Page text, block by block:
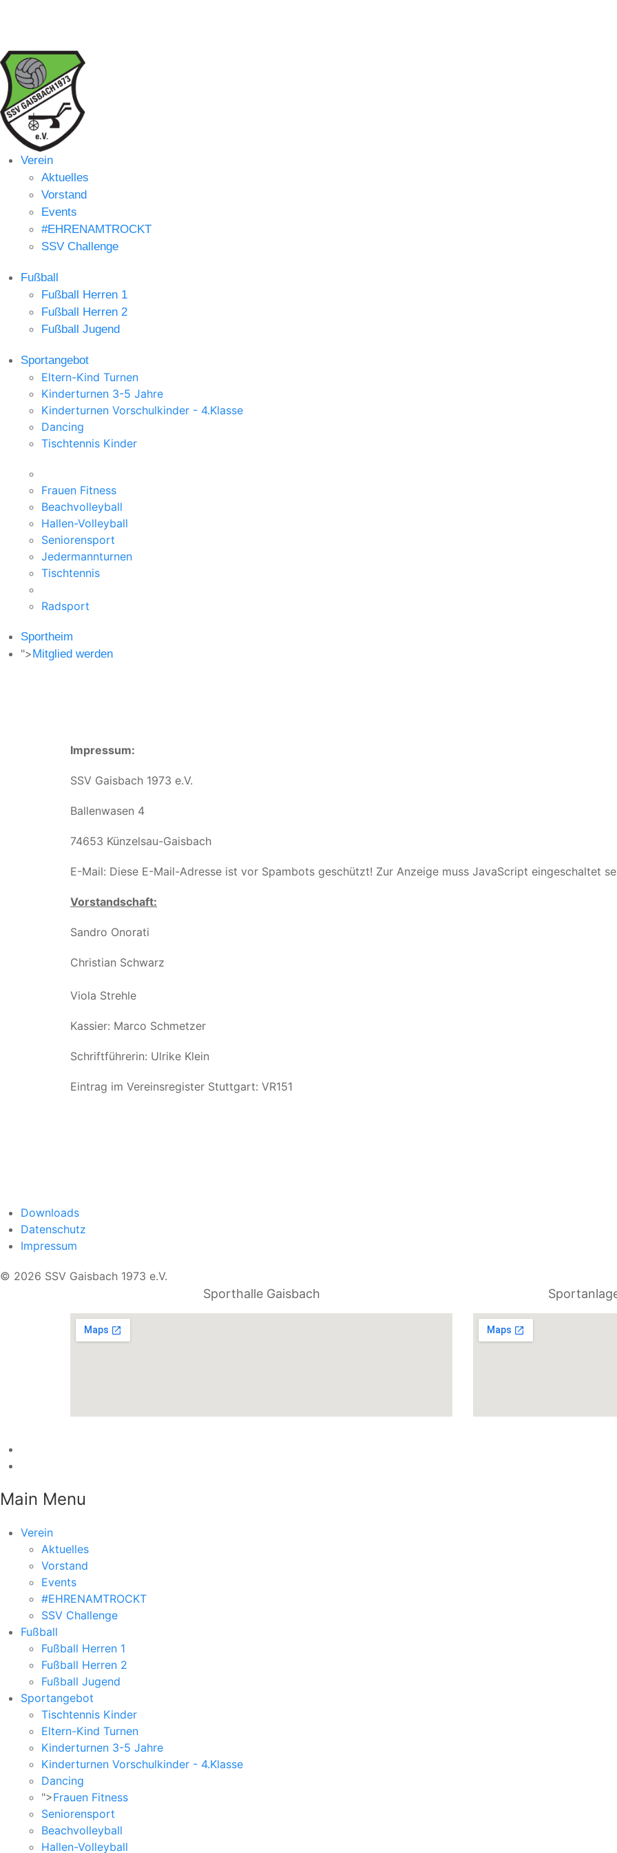
Verein
Aktuelles
Vorstand
Events
#EHRENAMTROCKT
SSV Challenge
Fußball
Fußball Herren 1
Fußball Herren 2
Fußball Jugend
Sportangebot
Eltern-Kind Turnen
Kinderturnen 3-5 Jahre
Kinderturnen Vorschulkinder - 4.Klasse
Dancing
Tischtennis Kinder
Frauen Fitness
Beachvolleyball
Hallen-Volleyball
Seniorensport
Jedermannturnen
Tischtennis
Radsport
Sportheim
">Mitglied werden
Impressum:
SSV Gaisbach 1973 e.V.
Ballenwasen 4
74653 Künzelsau-Gaisbach
E-Mail: Diese E-Mail-Adresse ist vor Spambots geschützt! Zur Anzeige muss JavaScript eingeschaltet
Vorstandschaft:
Sandro Onorati
Christian Schwarz
Viola Strehle
Kassier: Marco Schmetzer
Schriftführerin: Ulrike Klein
Eintrag im Vereinsregister Stuttgart: VR151
Downloads
Datenschutz
Impressum
© 2026 SSV Gaisbach 1973 e.V.
Sporthalle Gaisbach
Main Menu
Verein
Aktuelles
Vorstand
Events
#EHRENAMTROCKT
SSV Challenge
Fußball
Fußball Herren 1
Fußball Herren 2
Fußball Jugend
Sportangebot
Tischtennis Kinder
Eltern-Kind Turnen
Kinderturnen 3-5 Jahre
Kinderturnen Vorschulkinder - 4.Klasse
Dancing
">Frauen Fitness
Seniorensport
Beachvolleyball
Hallen-Volleyball